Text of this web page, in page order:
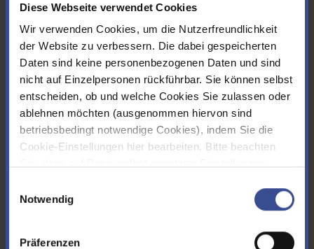
Diese Webseite verwendet Cookies
Wir verwenden Cookies, um die Nutzerfreundlichkeit
der Website zu verbessern. Die dabei gespeicherten
Daten sind keine personenbezogenen Daten und sind
nicht auf Einzelpersonen rückführbar. Sie können selbst
entscheiden, ob und welche Cookies Sie zulassen oder
ablehnen möchten (ausgenommen hiervon sind
betriebsbedingt notwendige Cookies), indem Sie die
Cookie-Einstellungen hier bearbeiten. Bitte beachten
Verfügung stehen. Sie können Ihre Cookie-
Einstellungen jederzeit ändern, den Link finden Sie im
Notwendig
Präferenzen
PLZ*
Ort*
Telefon